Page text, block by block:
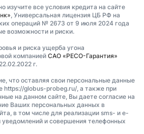
изучите все условия кредита на сайте
, Универсальная лицензия ЦБ РФ на
операций № 2673 от 9 июля 2024 года
возможности и риски.
и риска ущерба угона
компаниейСАО «РЕСО-Гарантия»
г.
что оставляя свои персональные данные
https://globus-probeg.ru/, а также при
на данном сайте, Вы даете согласие на
Ваших персональных данных в
в том числе для реализации sms- и e-
и совершения телефонных